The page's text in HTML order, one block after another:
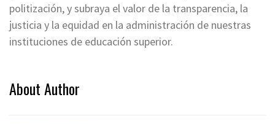
politización, y subraya el valor de la transparencia, la
justicia y la equidad en la administración de nuestras
instituciones de educación superior.
About Author